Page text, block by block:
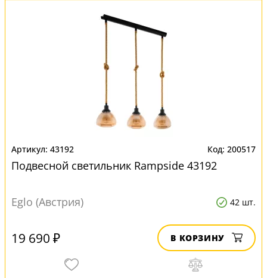
43192 200517
Подвесной светильник Rampside 43192
Eglo (Австрия) 42 шт.
19 690 ₽ В КОРЗИНУ